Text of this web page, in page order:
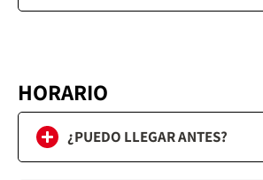
HORARIO
¿PUEDO LLEGAR ANTES?